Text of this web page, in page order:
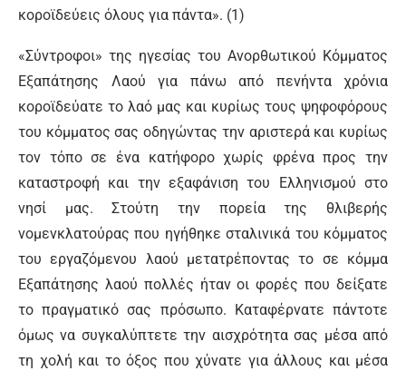
κοροϊδεύεις όλους για πάντα». (1)
«Σύντροφοι» της ηγεσίας του Ανορθωτικού Κόμματος
Εξαπάτησης Λαού για πάνω από πενήντα χρόνια
κοροϊδεύατε το λαό μας και κυρίως τους ψηφοφόρους
του κόμματος σας οδηγώντας την αριστερά και κυρίως
τον τόπο σε ένα κατήφορο χωρίς φρένα προς την
καταστροφή και την εξαφάνιση του Ελληνισμού στο
νησί μας. Στούτη την πορεία της θλιβερής
νομενκλατούρας που ηγήθηκε σταλινικά του κόμματος
του εργαζόμενου λαού μετατρέποντας το σε κόμμα
Εξαπάτησης λαού πολλές ήταν οι φορές που δείξατε
το πραγματικό σας πρόσωπο. Καταφέρνατε πάντοτε
όμως να συγκαλύπτετε την αισχρότητα σας μέσα από
τη χολή και το όξος που χύνατε για άλλους και μέσα